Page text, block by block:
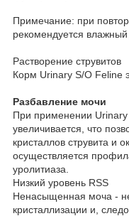
Примечание: при
рекомендуется влажный
Растворение струвитов
Корм Urinary S/O Feline
Разбавление мочи
При применении
увеличивается, что
кристаллов струвита и
осуществляется
уролитиаза.
Низкий уровень RSS
Ненасыщенная моча -
кристаллизации и,